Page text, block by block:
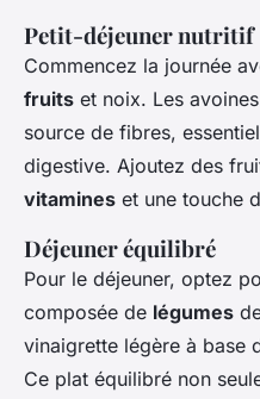
Petit-déjeuner nutritif
Commencez la journée
fruits et noix. Les
source de fibres,
digestive. Ajoutez des
vitamines et une touche
Déjeuner équilibré
Pour le déjeuner, optez
composée de légumes
vinaigrette légère à base
Ce plat équilibré non